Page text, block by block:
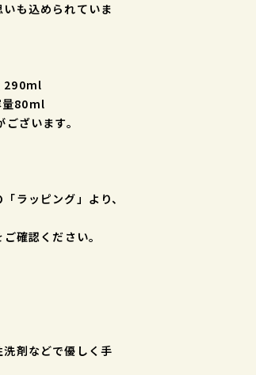
も込められていま
290ml
80ml
ざいます。
ラッピング」より、
確認ください。
剤などで優しく手